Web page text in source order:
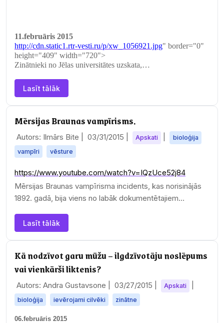
11.februāris 2015
http://cdn.static1.rtr-vesti.ru/p/xw_1056921.jpg" border="0"
height="409" width="720">
Zinātnieki no Jēlas universitātes uzskata,…
Lasīt tālāk
Mērsijas Braunas vampīrisms.
Autors: Ilmārs Bite | 03/31/2015 Apskati
bioloģija
vampīri
vēsture
https://www.youtube.com/watch?v=IQzUce52j84
Mērsijas Braunas vampīrisma incidents, kas norisinājās
1892. gadā, bija viens no labāk dokumentētajiem…
Lasīt tālāk
Kā nodzīvot garu mūžu – ilgdzīvotāju noslēpums
vai vienkārši liktenis?
Autors: Andra Gustavsone | 03/27/2015 Apskati
bioloģija ievērojami cilvēki zinātne
06.februāris 2015